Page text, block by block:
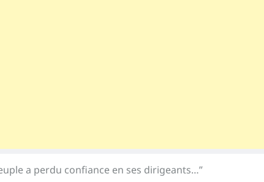
a perdu confiance en ses dirigeants…”